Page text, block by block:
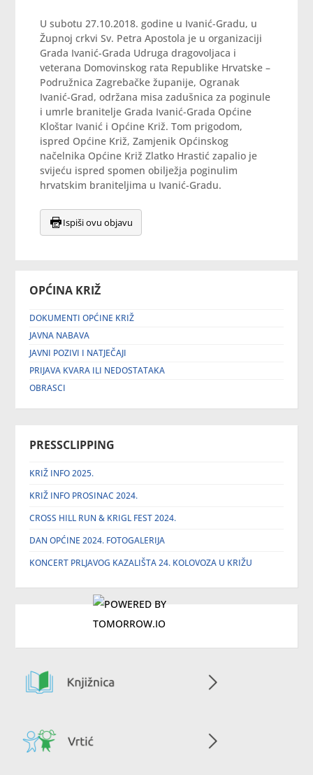
OPĆINA KRIŽ
DOKUMENTI OPĆINE KRIŽ
JAVNA NABAVA
JAVNI POZIVI I NATJEČAJI
PRIJAVA KVARA ILI NEDOSTATAKA
OBRASCI
PRESSCLIPPING
KRIŽ INFO 2025.
KRIŽ INFO PROSINAC 2024.
CROSS HILL RUN & KRIGL FEST 2024.
DAN OPĆINE 2024. FOTOGALERIJA
KONCERT PRLJAVOG KAZALIŠTA 24. KOLOVOZA U KRIŽU
U subotu 27.10.2018. godine u Ivanić-Gradu, u
Župnoj crkvi Sv. Petra Apostola je u organizaciji
Grada Ivanić-Grada Udruga dragovoljaca i
veterana Domovinskog rata Republike Hrvatske –
Podružnica Zagrebačke županije, Ogranak
Ivanić-Grad, održana misa zadušnica za poginule
i umrle branitelje Grada Ivanić-Grada Općine
Kloštar Ivanić i Općine Križ. Tom prigodom,
ispred Općine Križ, Zamjenik Općinskog
načelnika Općine Križ Zlatko Hrastić zapalio je
svijeću ispred spomen obilježja poginulim
hrvatskim braniteljima u Ivanić-Gradu.
Ispiši ovu objavu